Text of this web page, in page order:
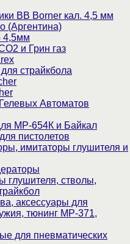
BB Borner кал. 4,5 мм
(Аргентина)
4,5мм
и Грин газ
страйкбола
Автоматов
МР-654К и Байкал
пистолетов
имитаторы глушителя и
глушителя, стволы,
аксессуары для
тюнинг МР-371,
для пневматических